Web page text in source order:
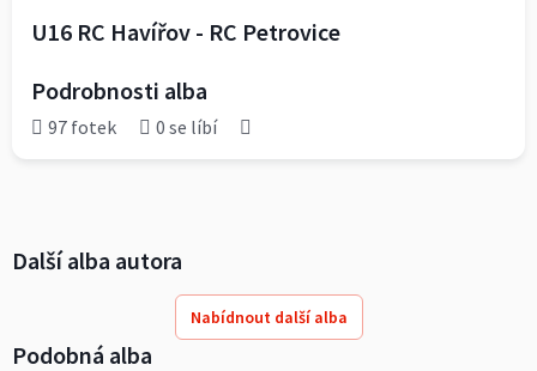
U16 RC Havířov - RC Petrovice
Podrobnosti alba
97 fotek 0 se líbí
Další alba autora
Nabídnout další alba
Podobná alba